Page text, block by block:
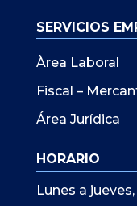
SERVICIOS
Àrea Laboral
Fiscal –
Área Jurídica
HORARIO
Lunes a